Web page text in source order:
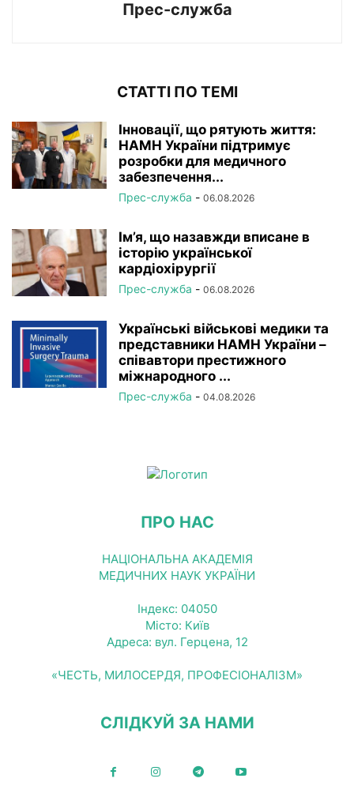
Прес-служба
СТАТТІ ПО ТЕМІ
Інновації, що рятують життя:
НАМН України підтримує
розробки для медичного
забезпечення...
Прес-служба - 06.08.2026
Ім’я, що назавжди вписане в
історію української
кардіохірургії
Прес-служба - 06.08.2026
Українські військові медики та
представники НАМН України –
співавтори престижного
міжнародного ...
Прес-служба - 04.08.2026
ПРО НАС
НАЦІОНАЛЬНА АКАДЕМІЯ
МЕДИЧНИХ НАУК УКРАЇНИ
Індекс: 04050
Місто: Київ
Адреса: вул. Герцена, 12
«ЧЕСТЬ, МИЛОСЕРДЯ, ПРОФЕСІОНАЛІЗМ»
СЛІДКУЙ ЗА НАМИ